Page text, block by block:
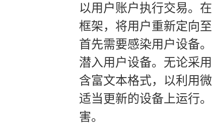
以用户账户执行交易。
框架，将用户重新定向
首先需要感染用户设备
潜入用户设备。无论采
含富文本格式，以利用
适当更新的设备上运行
害。